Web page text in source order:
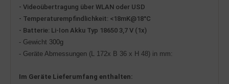
- Videoübertragung über WLAN oder USD
- Temperaturempfindlichkeit: <18mK@18°C
- Batterie: Li-Ion Akku Typ 18650 3,7 V (1x)
- Gewicht 300g
- Geräte Abmessungen (L 172x B 36 x H 48) in mm:
Im Geräte Lieferumfang enthalten: